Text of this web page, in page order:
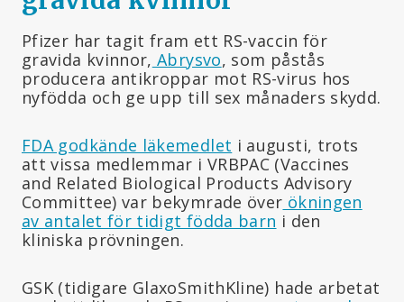
Pfizer har tagit fram ett RS-vaccin för
gravida kvinnor, Abrysvo, som påstås
producera antikroppar mot RS-virus hos
nyfödda och ge upp till sex månaders skydd.
FDA godkände läkemedlet i augusti, trots
att vissa medlemmar i VRBPAC (Vaccines
and Related Biological Products Advisory
Committee) var bekymrade över ökningen
av antalet för tidigt födda barn i den
kliniska prövningen.
GSK (tidigare GlaxoSmithKline) hade arbetat